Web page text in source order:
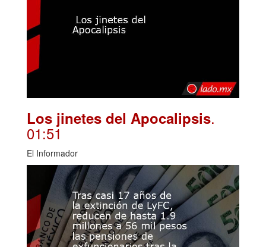
Los jinetes del Apocalipsis.
01:51
El Informador